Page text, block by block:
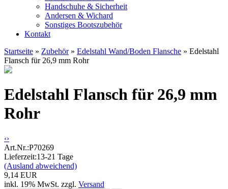
Handschuhe & Sicherheit
Andersen & Wichard
Sonstiges Bootszubehör
Kontakt
Startseite » Zubehör» Edelstahl Wand/Boden Flansche » Edelstahl
Flansch für 26,9 mm Rohr
9,14
EUR
Edelstahl Flansch für 26,9 mm
Rohr
‹›
Art.Nr.:P70269
Lieferzeit:13-21 Tage
(Ausland abweichend)
9,14 EUR
inkl. 19% MwSt. zzgl. Versand